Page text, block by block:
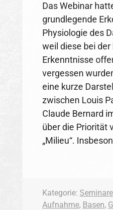
Das Webinar
grundlegende
Physiologie des
weil diese bei der
Erkenntnisse
vergessen
eine kurze
zwischen Louis
Claude Bernard
über die Priorität
„Milieu“.
Kategorie: Seminare
Aufnahme, Basen,